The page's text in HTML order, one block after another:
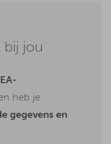
bij jou
heb je
gegevens en